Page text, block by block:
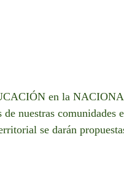
en la
nuestras comunidades
se darán